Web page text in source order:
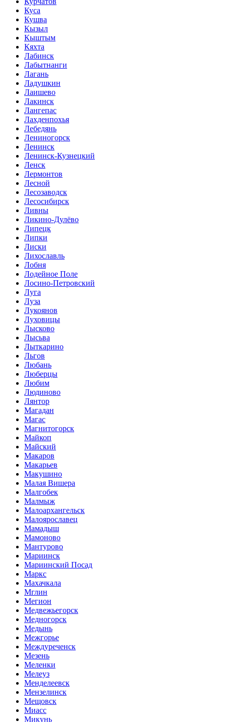
Куса
Кушва
Кызыл
Кыштым
Кяхта
Лабинск
Лабытнанги
Лагань
Ладушкин
Лаишево
Лакинск
Лангепас
Лахденпохья
Лебедянь
Лениногорск
Ленинск
Ленинск-Кузнецкий
Ленск
Лермонтов
Лесной
Лесозаводск
Лесосибирск
Ливны
Ликино-Дулёво
Липецк
Липки
Лиски
Лихославль
Лобня
Лодейное Поле
Лосино-Петровский
Луга
Луза
Лукоянов
Луховицы
Лысково
Лысьва
Лыткарино
Льгов
Любань
Люберцы
Любим
Людиново
Лянтор
Магадан
Магас
Магнитогорск
Майкоп
Майский
Макаров
Макарьев
Макушино
Малая Вишера
Малгобек
Малмыж
Малоархангельск
Малоярославец
Мамадыш
Мамоново
Мантурово
Мариинск
Мариинский Посад
Маркс
Махачкала
Мглин
Мегион
Медвежьегорск
Медногорск
Медынь
Межгорье
Междуреченск
Мезень
Меленки
Мелеуз
Менделеевск
Мензелинск
Мещовск
Миасс
Микунь